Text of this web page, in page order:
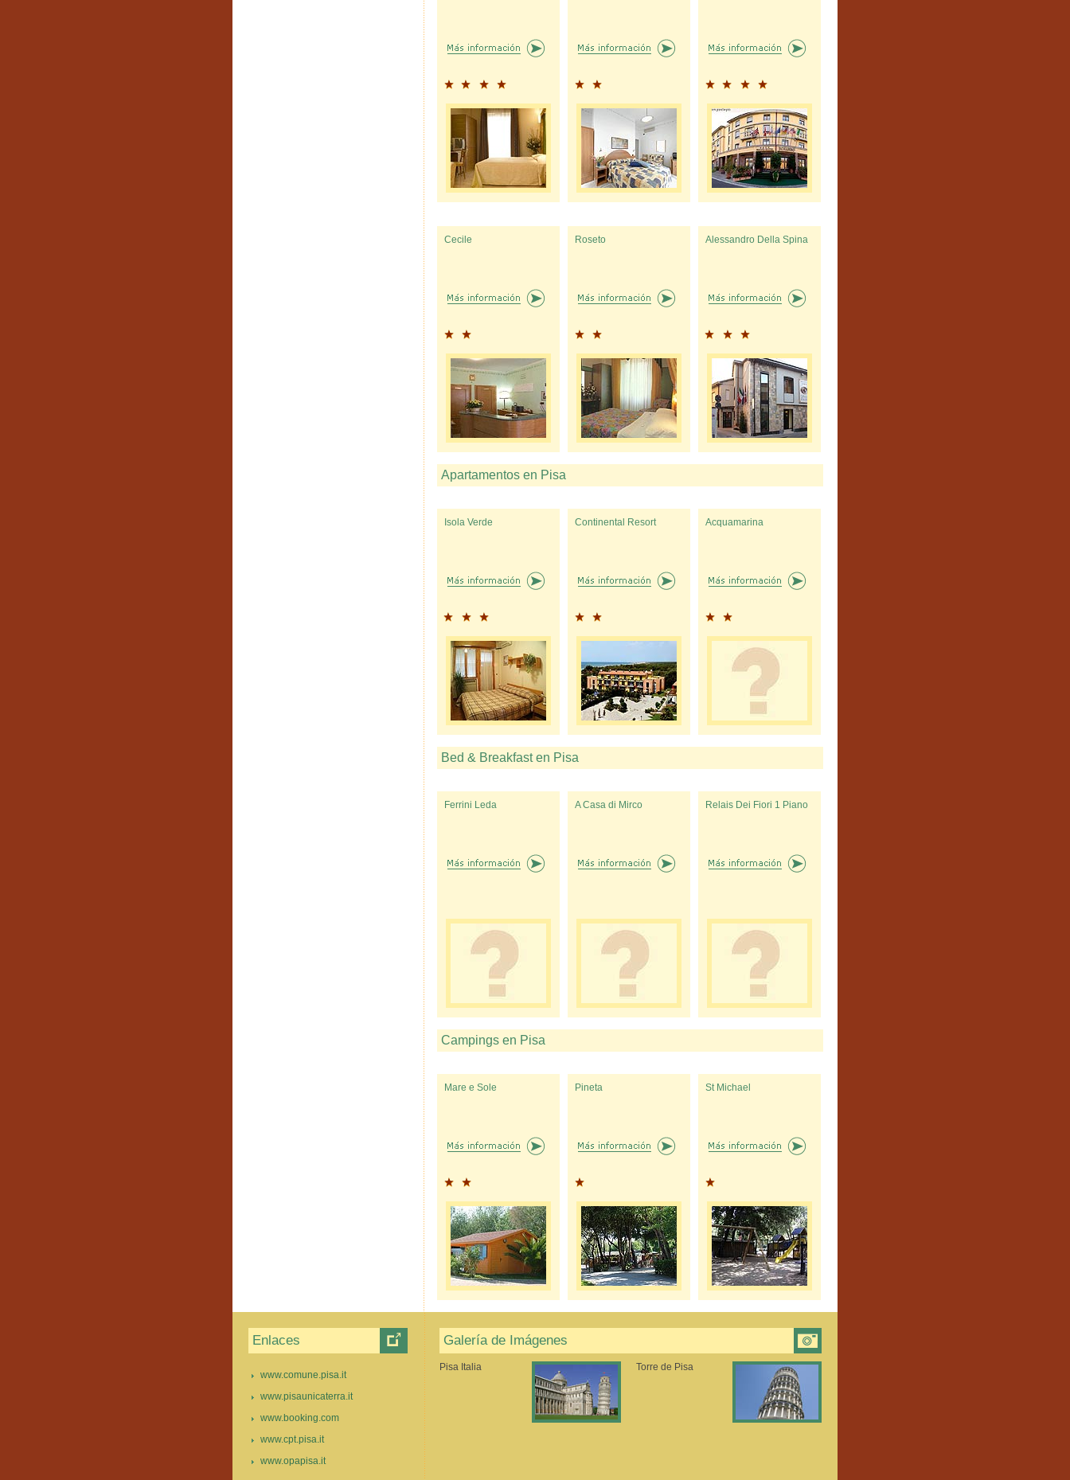
Cecile Roseto Alessandro Della Spina
Apartamentos en Pisa
Isola Verde Continental Resort Acquamarina
Bed & Breakfast en Pisa
Ferrini Leda A Casa di Mirco Relais Dei Fiori 1 Piano
Campings en Pisa
Mare e Sole Pineta St Michael
Enlaces
www.comune.pisa.it
www.pisaunicaterra.it
www.booking.com
www.cpt.pisa.it
www.opapisa.it
Galería de Imágenes
Torre de Pisa
Pisa Italia